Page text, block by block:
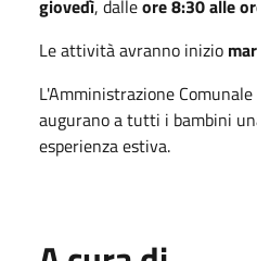
giovedì, dalleore 8:30 alle
Le attività avranno inizio
L'Amministrazione
augurano a tutti i bambini
esperienza estiva.